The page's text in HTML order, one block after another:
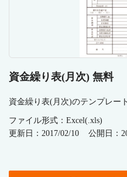
資金繰り表(月次) 無料
資金繰り表(月次)のテンプレー
ファイル形式：Excel(.xls)
更新日：2017/02/10
公開日：